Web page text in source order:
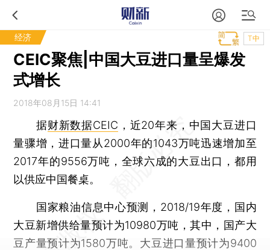
经济 T中
CEIC聚焦|中国大豆进口量呈爆发
式增长
2018年08月15日 14:41
据财新数据CEIC ，近20年来，中国大豆进口
量骤增，进口量从2000年的1043万吨迅速增加至
2017年的9556万吨，全球六成的大豆出口，都用
以供应中国餐桌。
国家粮油信息中心预测，2018/19年度，国内
大豆新增供给量预计为10980万吨，其中，国产大
豆产量预计为1580万吨。大豆进口量预计为9400